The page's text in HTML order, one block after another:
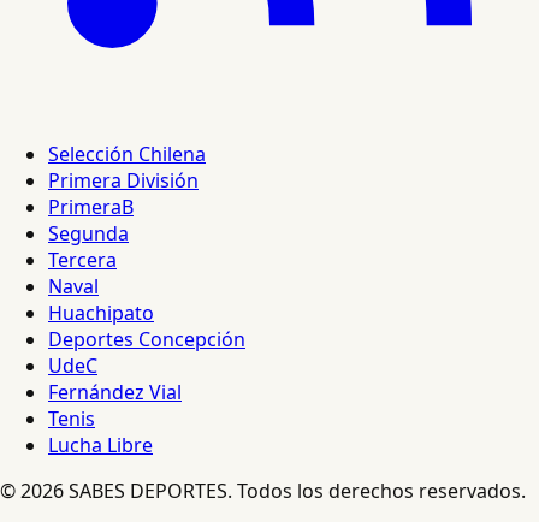
Selección Chilena
Primera División
PrimeraB
Segunda
Tercera
Naval
Huachipato
Deportes Concepción
UdeC
Fernández Vial
Tenis
Lucha Libre
© 2026 SABES DEPORTES. Todos los derechos reservados.